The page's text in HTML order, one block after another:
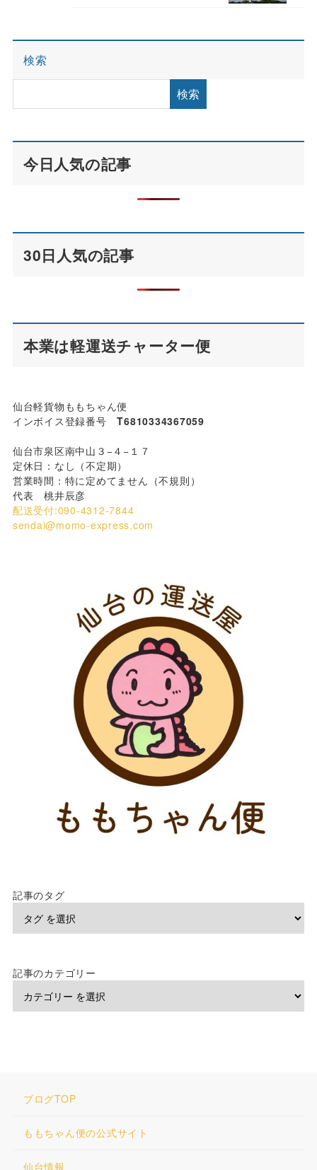
検索
検索
今日人気の記事
30日人気の記事
本業は軽運送チャーター便
仙台軽貨物ももちゃん便
インボイス登録番号T6810334367059
仙台市泉区南中山３−４−１７
定休日：なし（不定期）
営業時間：特に定めてません（不規則）
代表 桃井辰彦
配送受付:090-4312-7844
sendai@momo-express.com
記事のタグ
記事のカテゴリー
ブログTOP
ももちゃん便の公式サイト
仙台情報